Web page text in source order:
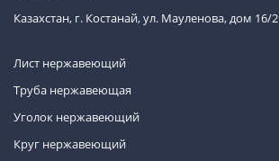
Казахстан, г. Костанай, ул. Мауленова, дом 16/2
Лист нержавеющий
Труба нержавеющая
Уголок нержавеющий
Круг нержавеющий